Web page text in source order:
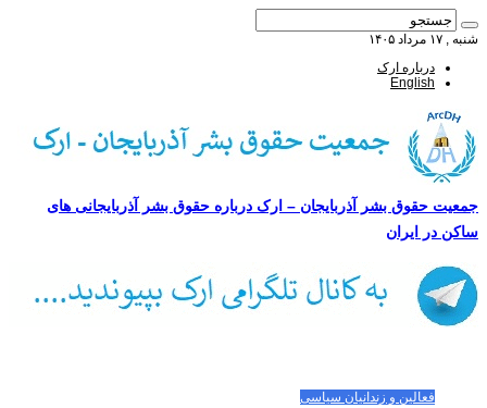
شنبه , ۱۷ مرداد ۱۴۰۵
درباره ارک
English
جمعیت حقوق بشر آذربایجان – ارک درباره حقوق بشر آذربایجانی های
ساکن در ایران
فعالین و زندانیان سیاسی